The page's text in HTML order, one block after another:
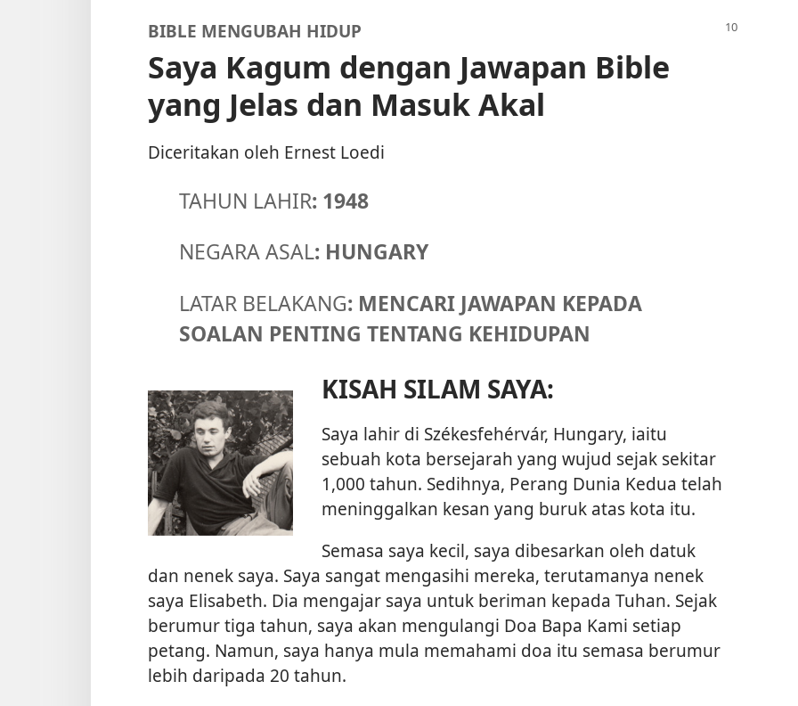
BIBLE MENGUBAH HIDUP
Saya Kagum dengan Jawapan Bible
yang Jelas dan Masuk Akal
Diceritakan oleh Ernest Loedi
TAHUN LAHIR: 1948
NEGARA ASAL: HUNGARY
LATAR BELAKANG: MENCARI JAWAPAN KEPADA
SOALAN PENTING TENTANG KEHIDUPAN
KISAH SILAM SAYA:
Saya lahir di Székesfehérvár, Hungary, iaitu
sebuah kota bersejarah yang wujud sejak sekitar
1,000 tahun. Sedihnya, Perang Dunia Kedua telah
meninggalkan kesan yang buruk atas kota itu.
Semasa saya kecil, saya dibesarkan oleh datuk
dan nenek saya. Saya sangat mengasihi mereka, terutamanya nenek
saya Elisabeth. Dia mengajar saya untuk beriman kepada Tuhan. Sejak
berumur tiga tahun, saya akan mengulangi Doa Bapa Kami setiap
petang. Namun, saya hanya mula memahami doa itu semasa berumur
lebih daripada 20 tahun.